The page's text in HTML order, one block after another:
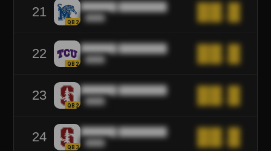
21
QB2
██████ ████████
████
22
QB2
██████ ████████
████
23
QB2
██████ ████████
████
24
QB3
██████ ████████
████